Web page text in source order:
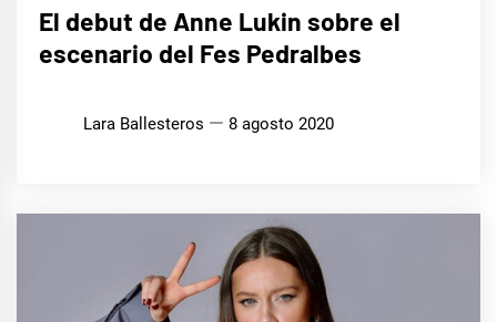
El debut de Anne Lukin sobre el
escenario del Fes Pedralbes
Lara Ballesteros 8 agosto 2020